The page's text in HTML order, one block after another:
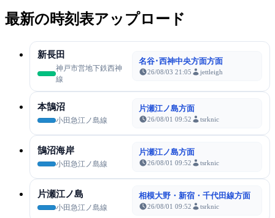
最新の時刻表アップロード
新長田
神戸市営地下鉄西神
線
名谷･西神中央方面方面
26/08/03 21:05 jettleigh
本鵠沼
小田急江ノ島線
片瀬江ノ島方面
26/08/01 09:52 tsrknic
鵠沼海岸
小田急江ノ島線
片瀬江ノ島方面
26/08/01 09:52 tsrknic
片瀬江ノ島
小田急江ノ島線
相模大野・新宿・千代田線方面
26/08/01 09:52 tsrknic